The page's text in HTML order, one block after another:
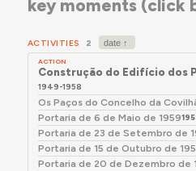
deliberou, por unanimidade,
rapidamente ultimados os
construção e colocação de
e colocação de candeeiros,
atingir-se aquele objetivo."
organizou um concurso para
estátuas de Frei Heitor Pinto
seriam instaladas no átrio
o escultor João Fragoso
eixo que liga o edifício dos
preservadas durante a
urbano notável e
urbanismo dos anos 1940
key moments (click
ACTIVITIES 2
ACTION
Construção do Edifício dos
1949-1958
Os Paços do Concelho da
Portaria de 6 de Maio de 1959
Portaria de 23 de Setembro de
Portaria de 15 de Outubro de
Portaria de 20 de Dezembro de